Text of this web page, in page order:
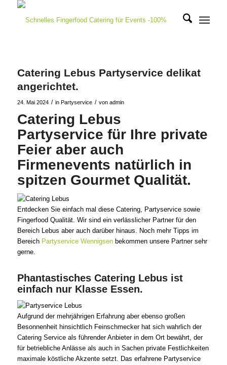
Catering Lebus Partyservice delikat
angerichtet.
24. Mai 2024 / in Partyservice / von admin
Catering Lebus
Partyservice für Ihre private
Feier aber auch
Firmenevents natürlich in
spitzen Gourmet Qualität.
Entdecken Sie einfach mal diese Catering, Partyservice sowie
Fingerfood Qualität. Wir sind ein verlässlicher Partner für den
Bereich Lebus aber auch darüber hinaus. Noch mehr Tipps im
Bereich Partyservice Wennigsenbekommen unsere Partner sehr
gerne.
Phantastisches Catering Lebus ist
einfach nur Klasse Essen.
Aufgrund der mehrjährigen Erfahrung aber ebenso großen
Besonnenheit hinsichtlich Feinschmecker hat sich wahrlich der
Catering Service als führender Anbieter in dem Ort bewährt, der
für betriebliche Anlässe als auch in Sachen private Festlichkeiten
maximale köstliche Akzente setzt. Das erfahrene Partyservice